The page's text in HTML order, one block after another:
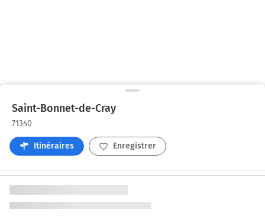
Saint-Bonnet-de-Cray
71340
Itinéraires Enregistrer